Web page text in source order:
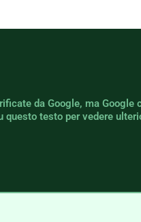
da Google, ma
testo per vedere